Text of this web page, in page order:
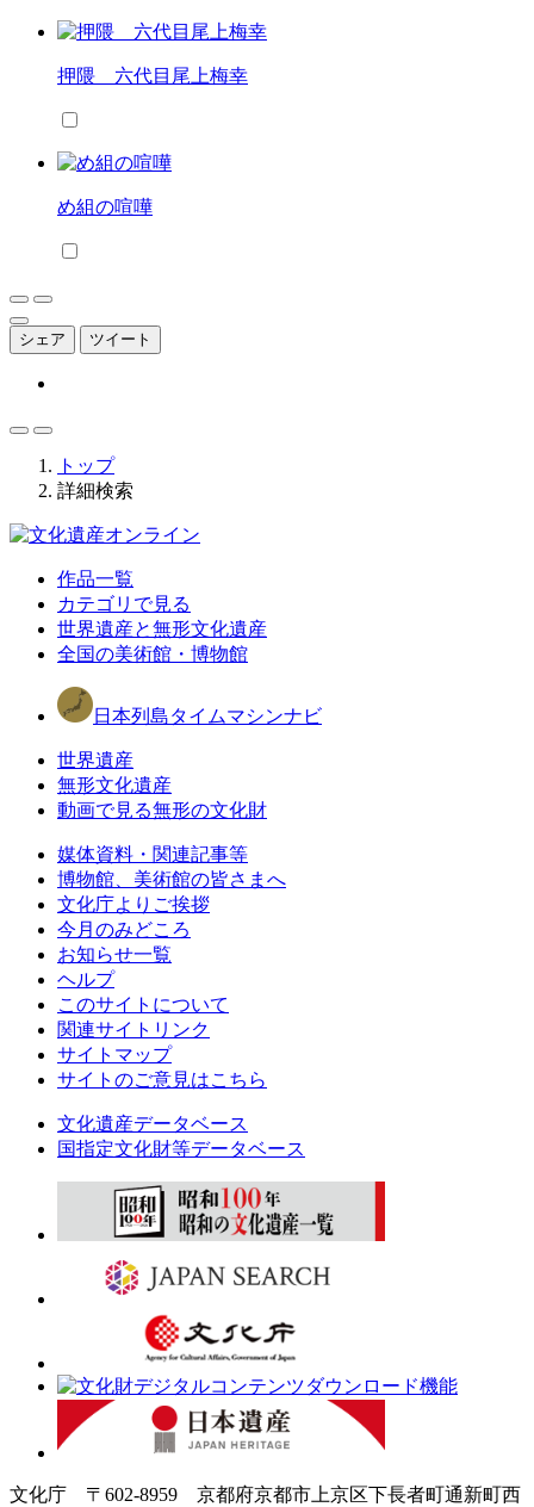
押隈 六代目尾上梅幸
め組の喧嘩
シェア ツイート
トップ
詳細検索
作品一覧
カテゴリで見る
世界遺産と無形文化遺産
全国の美術館・博物館
日本列島タイムマシンナビ
世界遺産
無形文化遺産
動画で見る無形の文化財
媒体資料・関連記事等
博物館、美術館の皆さまへ
文化庁よりご挨拶
今月のみどころ
お知らせ一覧
ヘルプ
このサイトについて
関連サイトリンク
サイトマップ
サイトのご意見はこちら
文化遺産データベース
国指定文化財等データベース
文化庁 〒602-8959 京都府京都市上京区下長者町通新町西